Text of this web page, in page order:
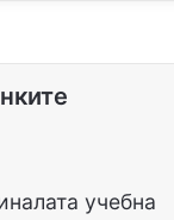
учебна